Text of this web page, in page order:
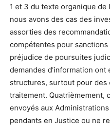
1 et 3 du texte organique de
nous avons des cas des
assorties des
compétentes pour
préjudice de poursuites
demandes d’information
structures, surtout pour des
traitement. Quatrièmement,
envoyés aux
pendants en Justice ou ne